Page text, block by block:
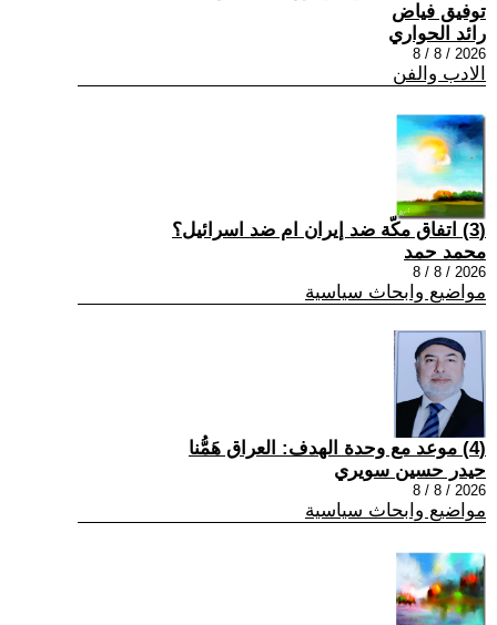
توفيق فياض
رائد الحواري
2026 / 8 / 8
الادب والفن
(3) اتفاق مكّة ضد إيران ام ضد اسرائيل؟
محمد حمد
2026 / 8 / 8
مواضيع وابحاث سياسية
(4) موعد مع وحدة الهدف: العراق هَمُّنا
حيدر حسين سويري
2026 / 8 / 8
مواضيع وابحاث سياسية